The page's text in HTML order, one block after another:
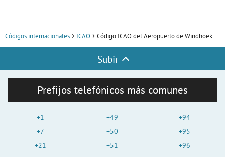
Códigos internacionales ICAO Código ICAO del Aeropuerto de Windhoek
Subir
Prefijos telefónicos más comunes
+1
+7
+21
+49
+50
+51
+94
+95
+96